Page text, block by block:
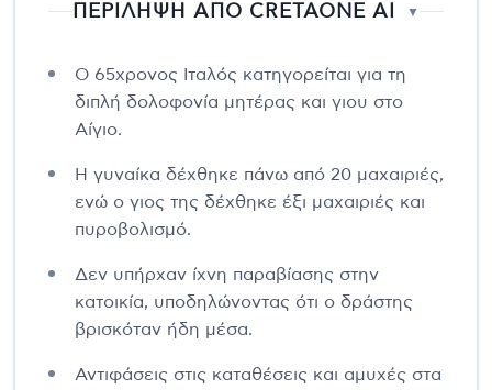
ΠΕΡΙΛΗΨΗ ΑΠΟ CRETAONE AI ▼
Ο 65χρονος Ιταλός κατηγορείται για τη
διπλή δολοφονία μητέρας και γιου στο
Αίγιο.
Η γυναίκα δέχθηκε πάνω από 20 μαχαιριές,
ενώ ο γιος της δέχθηκε έξι μαχαιριές και
πυροβολισμό.
Δεν υπήρχαν ίχνη παραβίασης στην
κατοικία, υποδηλώνοντας ότι ο δράστης
βρισκόταν ήδη μέσα.
Αντιφάσεις στις καταθέσεις και αμυχές στα